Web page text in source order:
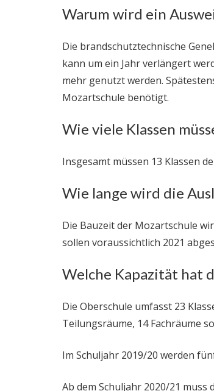
Warum wird ein
Die brandschutztechnische
kann um ein Jahr verlängert
mehr genutzt werden.
Mozartschule benötigt.
Wie viele Klassen
Insgesamt müssen 13 Klassen
Wie lange wird die
Die Bauzeit der Mozartschule
sollen voraussichtlich 2021
Welche Kapazität hat
Die Oberschule umfasst 23
Teilungsräume, 14 Fachräume
Im Schuljahr 2019/20 werden
Ab dem Schuljahr 2020/21